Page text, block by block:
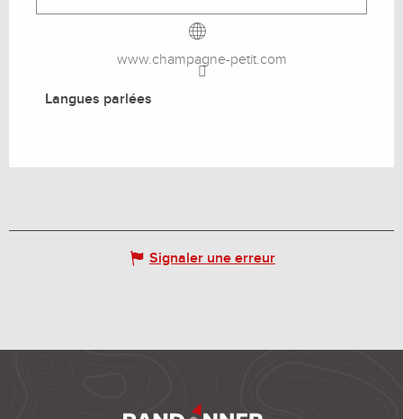
www.champagne-petit.com
Langues parlées
Langues parlées
Signaler une erreur